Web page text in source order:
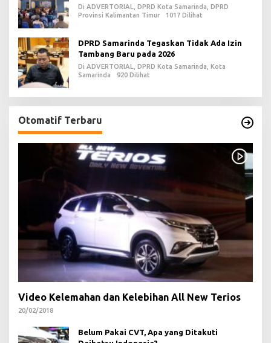
Daerah di PPU
Di ADVERTORIAL, DPRD Kota Samarinda, DPRD
Provinsi Kalimantan Timur
1017 Dilihat
DPRD Samarinda Tegaskan Tidak Ada Izin
Tambang Baru pada 2026
Di ADVERTORIAL, DPRD Kota Samarinda, Kota
Samarinda
920 Dilihat
Otomatif Terbaru
Video Kelemahan dan Kelebihan All New Terios
20/02/2018
Belum Pakai CVT, Apa yang Ditakuti